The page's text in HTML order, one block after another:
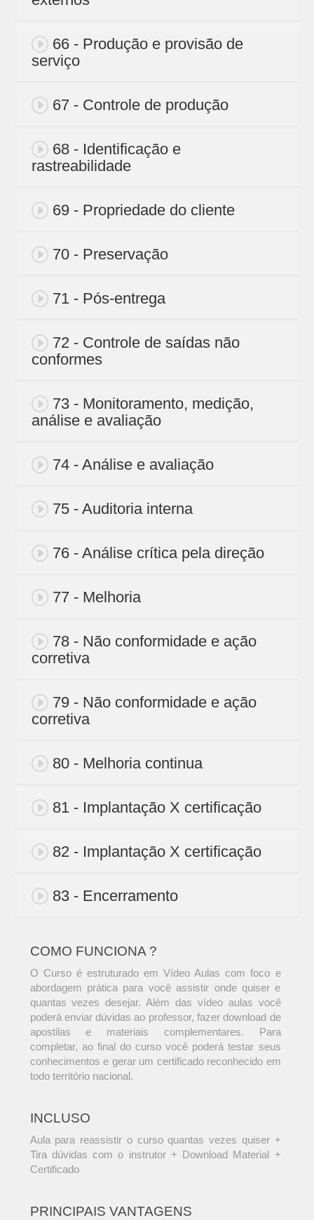
66 - Produção e provisão de
serviço
67 - Controle de produção
68 - Identificação e
rastreabilidade
69 - Propriedade do cliente
70 - Preservação
71 - Pós-entrega
72 - Controle de saídas não
conformes
73 - Monitoramento, medição,
análise e avaliação
74 - Análise e avaliação
75 - Auditoria interna
76 - Análise crítica pela direção
77 - Melhoria
78 - Não conformidade e ação
corretiva
79 - Não conformidade e ação
corretiva
80 - Melhoria continua
81 - Implantação X certificação
82 - Implantação X certificação
83 - Encerramento
COMO FUNCIONA ?
O Curso é estruturado em Vídeo Aulas com foco e
abordagem prática para você assistir onde quiser e
quantas vezes desejar. Além das vídeo aulas você
poderá enviar dúvidas ao professor, fazer download de
apostilas e materiais complementares. Para
completar, ao final do curso você poderá testar seus
conhecimentos e gerar um certificado reconhecido em
todo território nacional.
INCLUSO
Aula para reassistir o curso quantas vezes quiser +
Tira dúvidas com o instrutor + Download Material +
Certificado
PRINCIPAIS VANTAGENS